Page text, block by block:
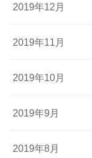
2019年12月
2019年11月
2019年10月
2019年9月
2019年8月